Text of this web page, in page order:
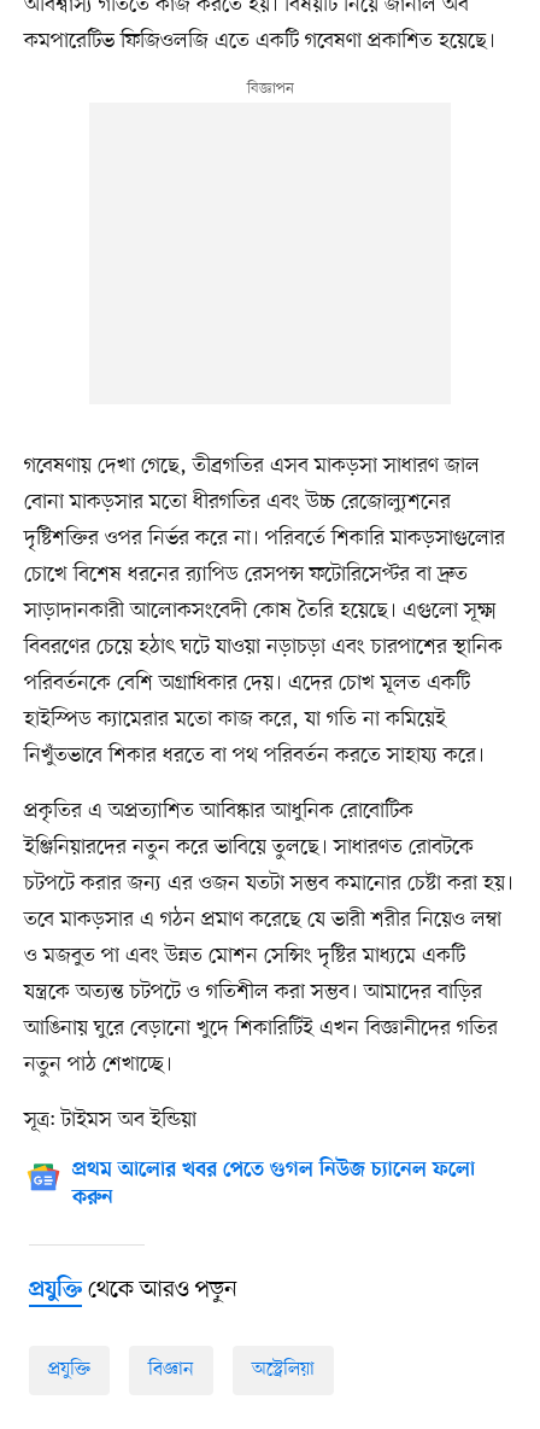
কমপারেটিভ ফিজিওলজি এতে একটি গবেষণা প্রকাশিত হয়েছে।
গবেষণায় দেখা গেছে, তীব্রগতির এসব মাকড়সা সাধারণ জাল
বোনা মাকড়সার মতো ধীরগতির এবং উচ্চ রেজোল্যুশনের
দৃষ্টিশক্তির ওপর নির্ভর করে না। পরিবর্তে শিকারি মাকড়সাগুলোর
চোখে বিশেষ ধরনের র‍্যাপিড রেসপন্স ফটোরিসেপ্টর বা দ্রুত
সাড়াদানকারী আলোকসংবেদী কোষ তৈরি হয়েছে। এগুলো সূক্ষ্ম
বিবরণের চেয়ে হঠাৎ ঘটে যাওয়া নড়াচড়া এবং চারপাশের স্থানিক
পরিবর্তনকে বেশি অগ্রাধিকার দেয়। এদের চোখ মূলত একটি
হাইস্পিড ক্যামেরার মতো কাজ করে, যা গতি না কমিয়েই
নিখুঁতভাবে শিকার ধরতে বা পথ পরিবর্তন করতে সাহায্য করে।
প্রকৃতির এ অপ্রত্যাশিত আবিষ্কার আধুনিক রোবোটিক
ইঞ্জিনিয়ারদের নতুন করে ভাবিয়ে তুলছে। সাধারণত রোবটকে
চটপটে করার জন্য এর ওজন যতটা সম্ভব কমানোর চেষ্টা করা হয়।
তবে মাকড়সার এ গঠন প্রমাণ করেছে যে ভারী শরীর নিয়েও লম্বা
ও মজবুত পা এবং উন্নত মোশন সেন্সিং দৃষ্টির মাধ্যমে একটি
যন্ত্রকে অত্যন্ত চটপটে ও গতিশীল করা সম্ভব। আমাদের বাড়ির
আঙিনায় ঘুরে বেড়ানো খুদে শিকারিটিই এখন বিজ্ঞানীদের গতির
নতুন পাঠ শেখাচ্ছে।
সূত্র: টাইমস অব ইন্ডিয়া
প্রথম আলোর খবর পেতে গুগল নিউজ চ্যানেল ফলো
করুন
প্রযুক্তিথেকে আরও পড়ুন
প্রযুক্তি বিজ্ঞান অস্ট্রেলিয়া